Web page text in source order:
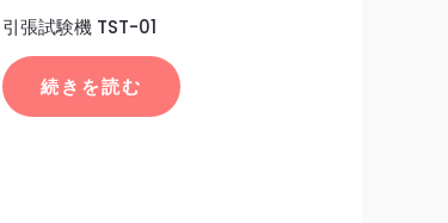
引張試験機 TST-01
続きを読む